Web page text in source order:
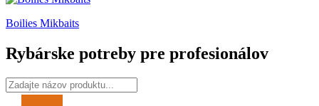
Boilies Mikbaits
Rybárske potreby pre profesionálov